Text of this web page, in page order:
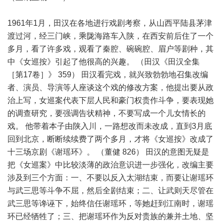
1961年1月，田汉在各地进行戏剧考察，从山西平陆县茅津
渡过河，经三门峡，乘陇海路车入陕，在西安前后住了一个
多月，看了许多戏，观看了秦腔、碗碗腔、眉户等剧种，其
中《女巡按》引起了他很高的兴趣。 （田汉《田汉全集
［第17卷］》 359） 田汉看完戏，就兴致勃勃地召集改编
者、演员、导演等人座谈这个戏的修改方案，他提出要从政
治上写，女巡案代表下层人民和豪门权贵作斗争，要表现她
的调查研究，要强调告状精神，不要写成一个儿女情长的
戏。 他带着本子由陕入川，一路想改而未改成，直到3月底
回到北京，断断续续费了两个多月，才将《女巡按》改成了
十三场京剧《谢瑶环》。 （董健 826） 田汉的意图无疑是
把《女巡案》中比较淡薄的政治意识进一步强化，改编主要
涉及到三个方面：一、不要以反入太湖结束，而要让谢瑶环
与武三思等斗争不屈，然后全剧结束；二、让武则天尽管在
武三思等谗诬下，始终信任谢瑶环，等她赶到江南时，谢瑶
环已经牺牲了；三、把谢瑶环作为反对贵族的兼并土地、坚